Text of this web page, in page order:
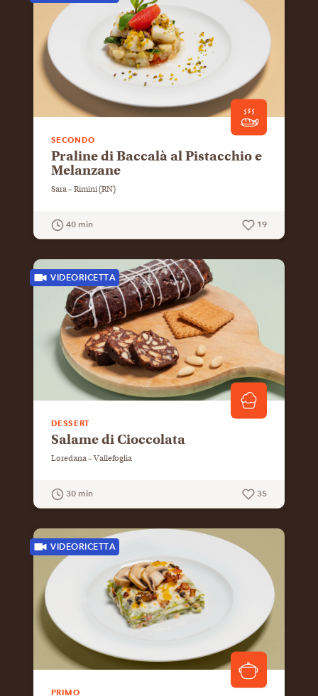
SECONDO
Praline di Baccalà al Pistacchio e
Melanzane
Sara – Rimini (RN)
40 min 19
VIDEORICETTA
DESSERT
Salame di Cioccolata
Loredana – Vallefoglia
30 min 35
VIDEORICETTA
PRIMO